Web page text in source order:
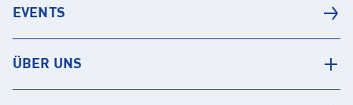
EVENTS
ÜBER UNS